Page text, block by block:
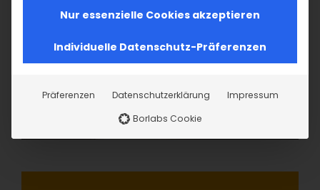
Nur essenzielle Cookies akzeptieren
Individuelle Datenschutz-Präferenzen
Präferenzen Datenschutzerklärung
Impressum
Borlabs Cookie